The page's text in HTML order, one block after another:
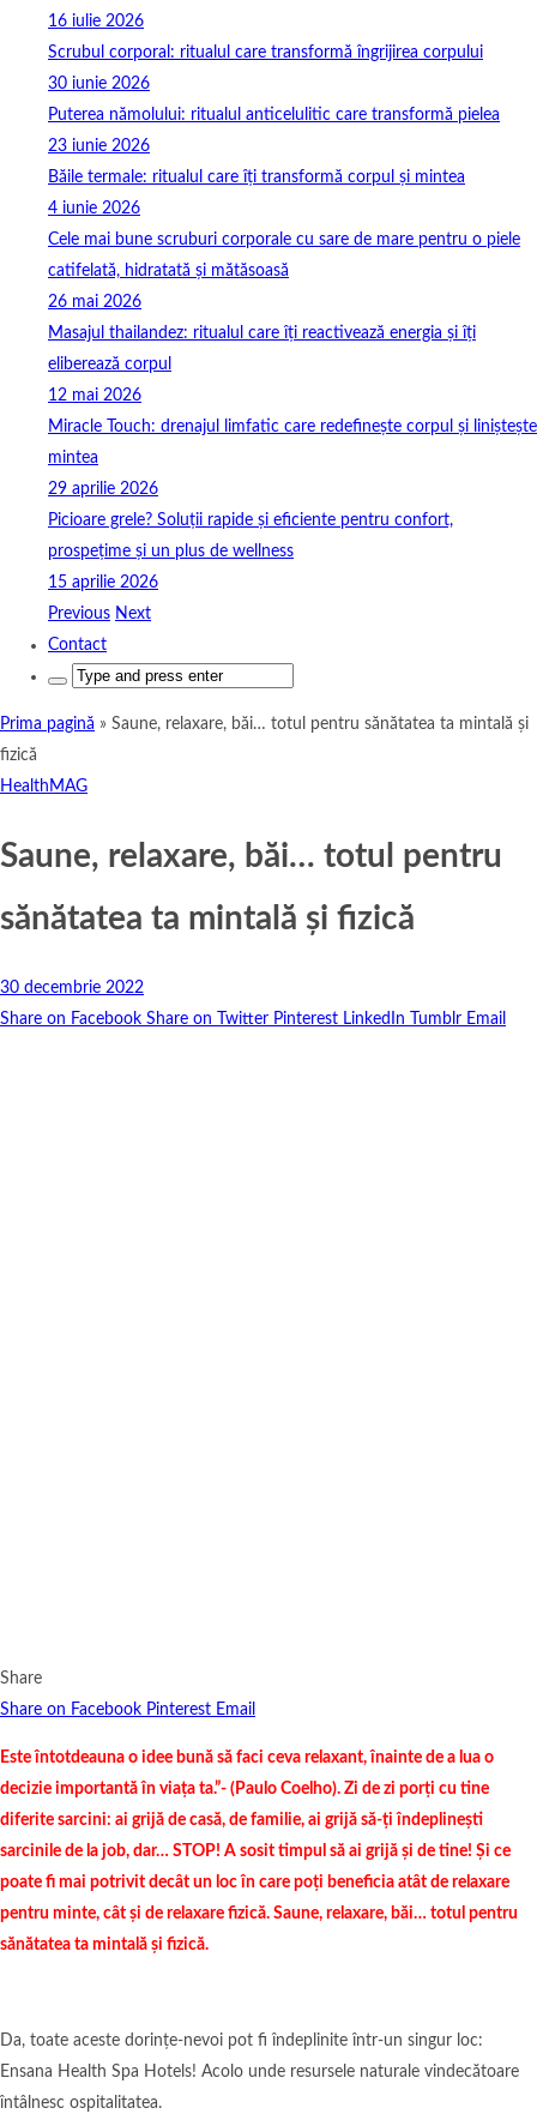
16 iulie 2026
Scrubul corporal: ritualul care transformă îngrijirea corpului
30 iunie 2026
Puterea nămolului: ritualul anticelulitic care transformă pielea
23 iunie 2026
Băile termale: ritualul care îți transformă corpul și mintea
4 iunie 2026
Cele mai bune scruburi corporale cu sare de mare pentru o piele
catifelată, hidratată și mătăsoasă
26 mai 2026
Masajul thailandez: ritualul care îți reactivează energia și îți
eliberează corpul
12 mai 2026
Miracle Touch: drenajul limfatic care redefinește corpul și liniștește
mintea
29 aprilie 2026
Picioare grele? Soluții rapide și eficiente pentru confort,
prospețime și un plus de wellness
15 aprilie 2026
Previous Next
Contact
Search
Prima pagină » Saune, relaxare, băi… totul pentru sănătatea ta mintală și
fizică
HealthMAG
Saune, relaxare, băi… totul pentru
sănătatea ta mintală și fizică
30 decembrie 2022
Share on Facebook Share on Twitter Pinterest LinkedIn Tumblr Email
Share
Share on Facebook Pinterest Email
Este întotdeauna o idee bună să faci ceva relaxant, înainte de a lua o
decizie importantă în viața ta.”- (Paulo Coelho). Zi de zi porți cu tine
diferite sarcini: ai grijă de casă, de familie, ai grijă să-ți îndeplinești
sarcinile de la job, dar… STOP! A sosit timpul să ai grijă și de tine! Și ce
poate fi mai potrivit decât un loc în care poți beneficia atât de relaxare
pentru minte, cât și de relaxare fizică. Saune, relaxare, băi… totul pentru
sănătatea ta mintală și fizică.
Da, toate aceste dorințe-nevoi pot fi îndeplinite într-un singur loc:
Ensana Health Spa Hotels! Acolo unde resursele naturale vindecătoare
întâlnesc ospitalitatea.